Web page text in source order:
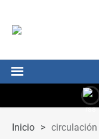
Inicio > circulación